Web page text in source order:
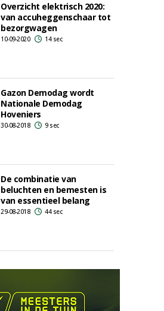
Overzicht elektrisch 2020:
van accuheggenschaar tot
bezorgwagen
10-09-2020 14 sec
Gazon Demodag wordt
Nationale Demodag
Hoveniers
30-08-2018 9 sec
De combinatie van
beluchten en bemesten is
van essentieel belang
29-08-2018 44 sec